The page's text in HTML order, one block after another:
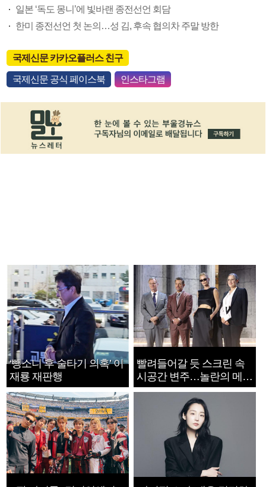
일본 ‘독도 몽니’에 빛바랜 종전선언 회담
한미 종전선언 첫 논의…성 김, 후속 협의차 주말 방한
국제신문 카카오플러스 친구
국제신문 공식 페이스북 인스타그램
‘뺑소니 후 술타기 의혹’ 이
재룡 재판행
빨려들어갈 듯 스크린 속
시공간 변주…놀란의 메시
지는 ‘전쟁 속죄’